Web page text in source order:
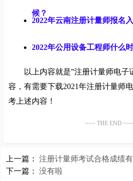
候？
2022年云南注册计量师报名
2022年公用设备工程师什么
以上内容就是”注册计量师电子
容，有需要下载2021年注册计量师
考上述内容！
~~~ THE END ~~~
上一篇：注册计量师考试合格成绩
下一篇：没有啦